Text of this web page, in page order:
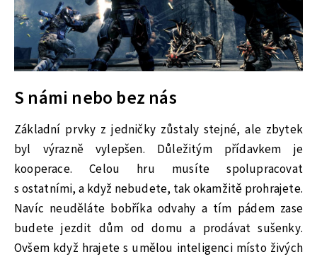
S námi nebo bez nás
Základní prvky z jedničky zůstaly stejné, ale zbytek
byl výrazně vylepšen. Důležitým přídavkem je
kooperace. Celou hru musíte spolupracovat
s ostatními, a když nebudete, tak okamžitě prohrajete.
Navíc neuděláte bobříka odvahy a tím pádem zase
budete jezdit dům od domu a prodávat sušenky.
Ovšem když hrajete s umělou inteligenci místo živých